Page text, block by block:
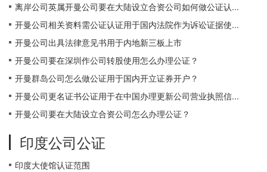
离岸公司英属开曼公司要在大陆设立合资公司如何做公证认...
开曼公司相关资料需公证认证用于国内法院作为诉讼证据使...
开曼公司出具法律意见书用于内地新三板上市
开曼公司要在深圳作公司转股使用怎么办理公证？
开曼群岛公司怎么做公证用于国内开立证券开户？
开曼公司更名证书公证用于在中国办理更新公司营业执照信...
开曼公司要在大陆设立合资公司怎么办理公证？
印度公司公证
印度大使馆认证范围